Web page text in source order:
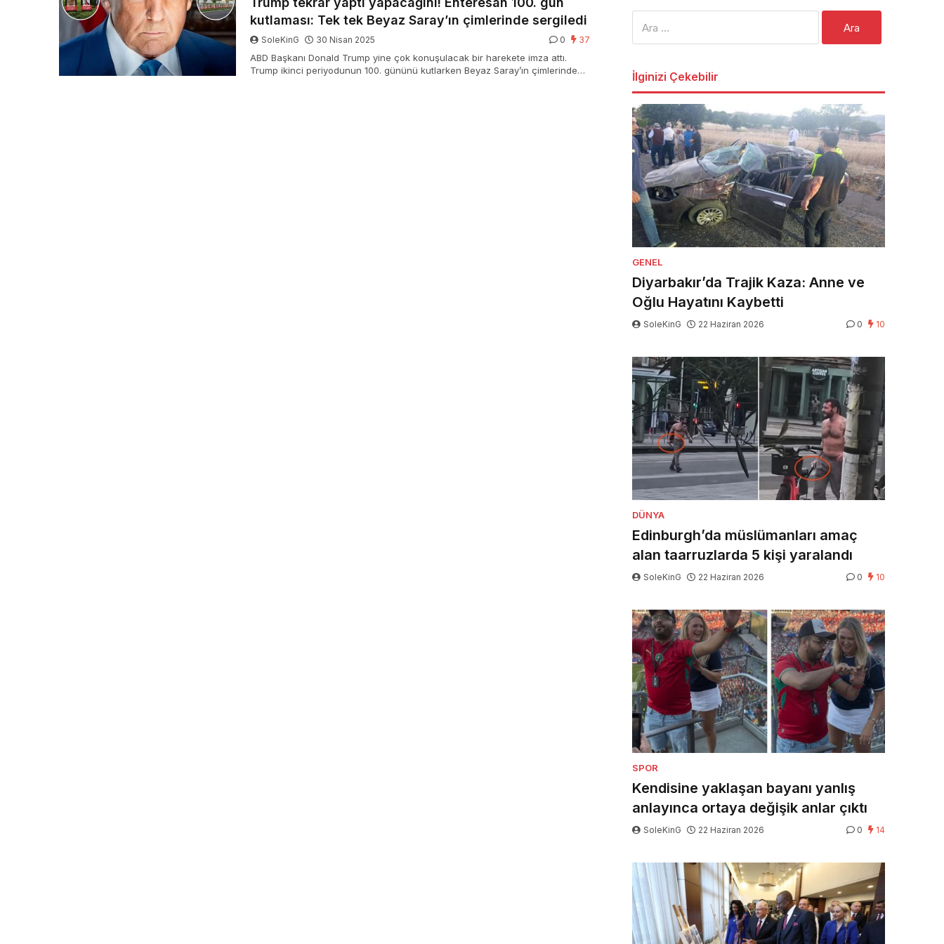
kutlaması: Tek tek Beyaz Saray’ın çimlerinde sergiledi
SoleKinG 30 Nisan 2025 0 37
ABD Başkanı Donald Trump yine çok konuşulacak bir harekete imza attı.
Trump ikinci periyodunun 100. gününü kutlarken Beyaz Saray’ın çimlerinde
İlginizi Çekebilir
GENEL
Diyarbakır’da Trajik Kaza: Anne ve
Oğlu Hayatını Kaybetti
SoleKinG 22 Haziran 2026 0 10
DÜNYA
Edinburgh’da müslümanları amaç
alan taarruzlarda 5 kişi yaralandı
SoleKinG 22 Haziran 2026 0 10
SPOR
Kendisine yaklaşan bayanı yanlış
anlayınca ortaya değişik anlar çıktı
SoleKinG 22 Haziran 2026 0 14